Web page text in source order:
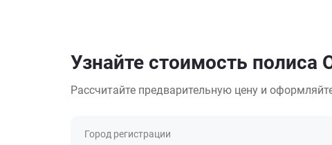
Узнайте стоимость
Рассчитайте предварительную цену и
Город регистрации